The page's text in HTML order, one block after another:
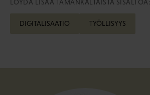
LÖYDÄ LISÄÄ TÄMÄNKALTAISTA SISÄLTÖÄ:
DIGITALISAATIO TYÖLLISYYS